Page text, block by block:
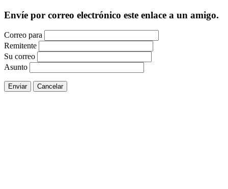
Envíe por correo electrónico este enlace a un amigo.
Correo para
Remitente
Su correo
Asunto